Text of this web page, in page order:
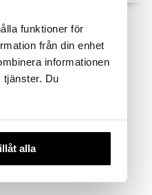
funktioner för
från din enhet
informationen
tjänster. Du
alla
Styling Mousse
WELLA PROFESSIONALS
alk.7,95 €